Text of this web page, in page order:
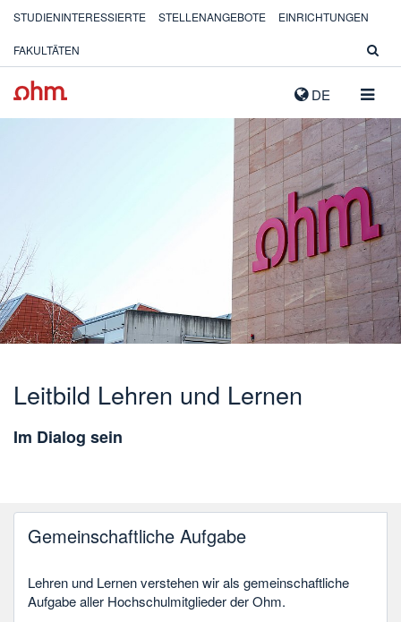
DE
STUDIENINTERESSIERTE STELLENANGEBOTE EINRICHTUNGEN
FAKULTÄTEN
Leitbild Lehren und Lernen
Im Dialog sein
Gemeinschaftliche Aufgabe
Lehren und Lernen verstehen wir als gemeinschaftliche
Aufgabe aller Hochschulmitglieder der Ohm.